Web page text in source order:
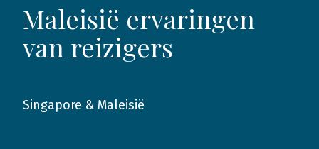
Maleisië ervaringen
van reizigers
2017
Singapore & Maleisië